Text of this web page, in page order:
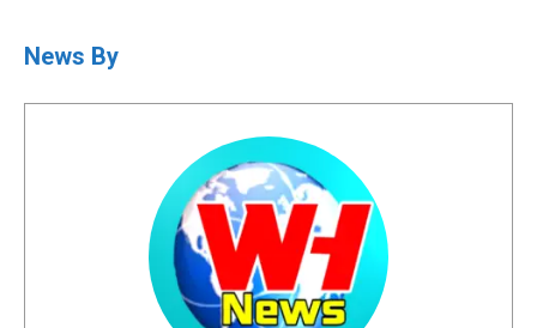
News By